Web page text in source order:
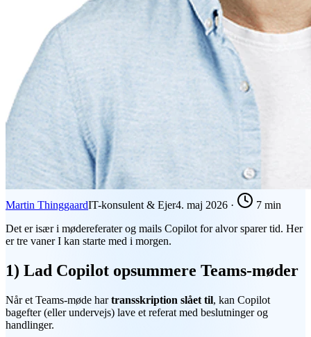
Martin ThinggaardIT-konsulent & Ejer4. maj 2026 ·
7 min
Det er især i mødereferater og mails Copilot for alvor sparer tid. Her
er tre vaner I kan starte med i morgen.
1) Lad Copilot opsummere Teams-møder
Når et Teams-møde hartransskription slået til, kan Copilot
bagefter (eller undervejs) lave et referat med beslutninger og
handlinger.